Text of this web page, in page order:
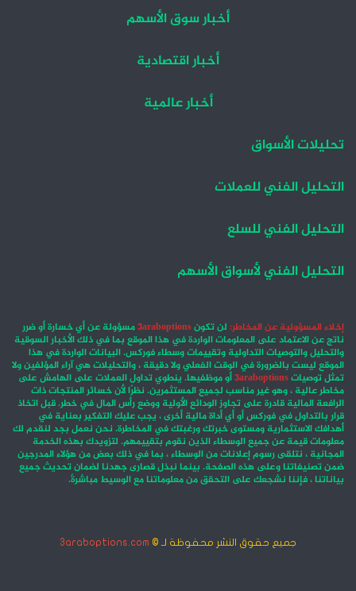
أخبار سوق الأسهم
أخبار اقتصادية
أخبار عالمية
تحليلات الأسواق
التحليل الفني للعملات
التحليل الفني للسلع
التحليل الفني لأسواق الأسهم
إخلاء المسؤولية عن المخاطر: لن تكون3araboptionsمسؤولة عن أي خسارة أو ضرر
ناتج عن الاعتماد على المعلومات الواردة في هذا الموقع بما في ذلك الأخبار السوقية
والتحليل والتوصيات التداولية وتقييمات وسطاء فوركس. البيانات الواردة في هذا
الموقع ليست بالضرورة في الوقت الفعلي ولا دقيقة ، والتحليلات هي آراء المؤلفين ولا
تمثل توصيات3araboptionsأو موظفيها. ينطوي تداول العملات على الهامش على
مخاطر عالية ، وهو غير مناسب لجميع المستثمرين. نظرًا لأن خسائر المنتجات ذات
الرافعة المالية قادرة على تجاوز الودائع الأولية ووضع رأس المال في خطر. قبل اتخاذ
قرار بالتداول في فوركس أو أي أداة مالية أخرى ، يجب عليك التفكير بعناية في
أهدافك الاستثمارية ومستوى خبرتك ورغبتك في المخاطرة. نحن نعمل بجد لنقدم لك
معلومات قيمة عن جميع الوسطاء الذين نقوم بتقييمهم. لتزويدك بهذه الخدمة
المجانية ، نتلقى رسوم إعلانات من الوسطاء ، بما في ذلك بعض من هؤلاء المدرجين
ضمن تصنيفاتنا وعلى هذه الصفحة. بينما نبذل قصارى جهدنا لضمان تحديث جميع
بياناتنا ، فإننا نشجعك على التحقق من معلوماتنا مع الوسيط مباشرةً.
جميع حقوق النشر محفوظة لـ © 3araboptions.com